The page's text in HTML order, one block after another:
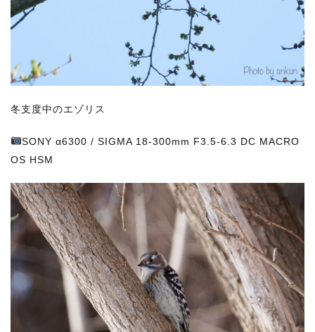
冬支度中のエゾリス
SONY α6300 / SIGMA 18-300mm F3.5-6.3 DC MACRO
OS HSM